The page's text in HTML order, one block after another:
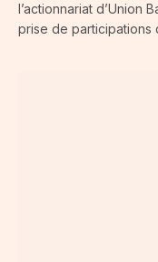
l’actionnariat d’Union
prise de participations